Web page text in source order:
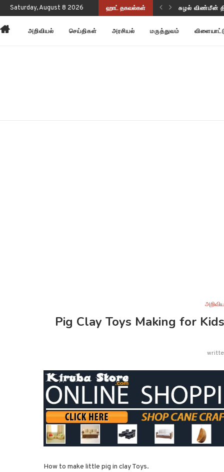
Saturday, August 8 2026 ஹாட் தகவல்கள் அன்னோம்
அறிவியல் செய்திகள் அரசியல் மருத்துவம்
Pig Clay Toys Making for
How to make little pig in clay Toys.